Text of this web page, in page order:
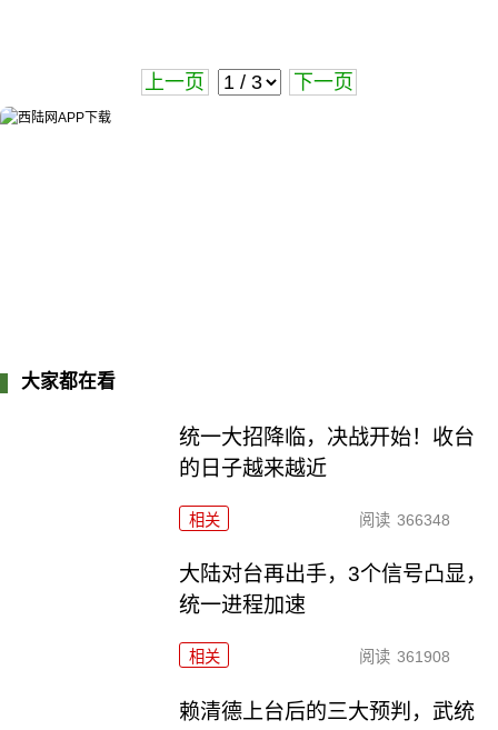
上一页 下一页
大家都在看
统一大招降临，决战开始！收台
的日子越来越近
相关 阅读 366348
大陆对台再出手，3个信号凸显，
统一进程加速
相关 阅读 361908
赖清德上台后的三大预判，武统